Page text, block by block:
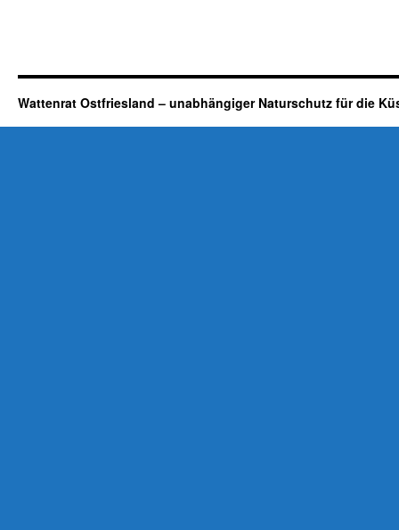
Wattenrat Ostfriesland – unabhängiger Naturschutz für die